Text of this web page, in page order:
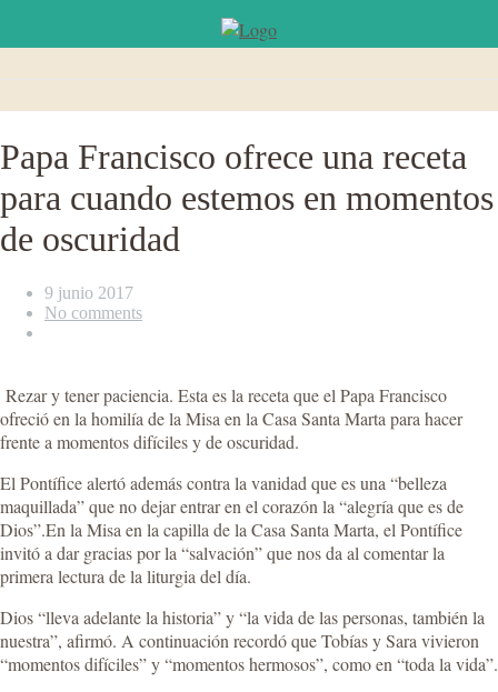
Papa Francisco ofrece una receta
para cuando estemos en momentos
de oscuridad
9 junio 2017
No comments
Rezar y tener paciencia. Esta es la receta que el Papa Francisco
ofreció en la homilía de la Misa en la Casa Santa Marta para hacer
frente a momentos difíciles y de oscuridad.
El Pontífice alertó además contra la vanidad que es una “belleza
maquillada” que no dejar entrar en el corazón la “alegría que es de
Dios”.En la Misa en la capilla de la Casa Santa Marta, el Pontífice
invitó a dar gracias por la “salvación” que nos da al comentar la
primera lectura de la liturgia del día.
Dios “lleva adelante la historia” y “la vida de las personas, también la
nuestra”, afirmó. A continuación recordó que Tobías y Sara vivieron
“momentos difíciles” y “momentos hermosos”, como en “toda la vida”.